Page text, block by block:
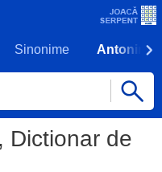
Sinonime Antonime
Dictionar de